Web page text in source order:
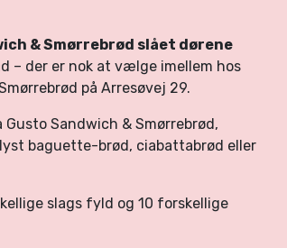
& Smørrebrød slået dørene
– der er nok at vælge imellem hos
på Arresøvej 29.
Sandwich & Smørrebrød,
baguette-brød, ciabattabrød eller
slags fyld og 10 forskellige